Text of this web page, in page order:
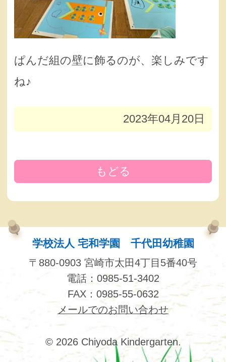
ぱんだ組の壁に飾るのが、楽しみです
ね♪
2023年04月20日
もどる
学校法人 宅和学園 千代田幼稚園
〒880-0903 宮崎市太田4丁目5番40号
電話：0985-51-3402
FAX：0985-55-0632
メールでのお問い合わせ
© 2026 Chiyoda Kindergarten.